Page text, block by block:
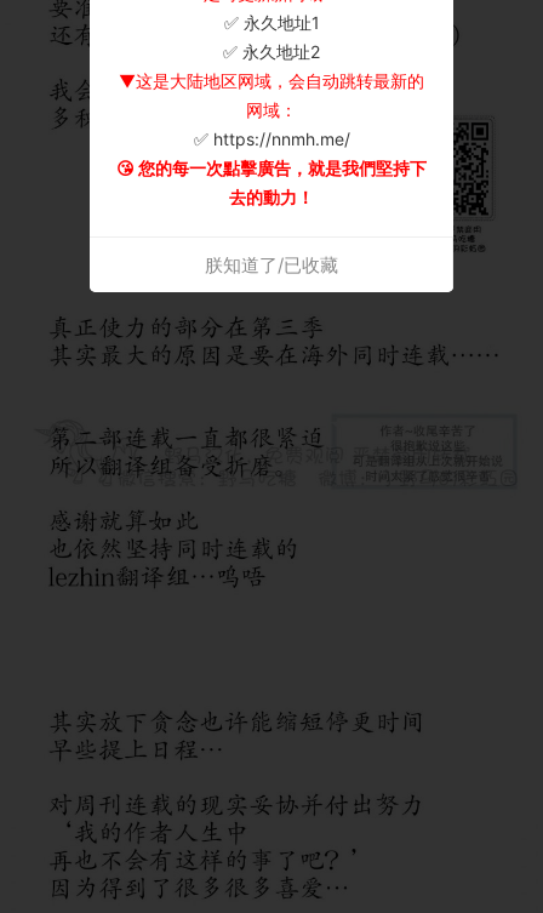
✅ 永久地址1
✅ 永久地址2
▼这是大陆地区网域，会自动跳转最新的
网域：
✅ https://nnmh.me/
😘 您的每一次點擊廣告，就是我們堅持下
去的動力！
朕知道了/已收藏